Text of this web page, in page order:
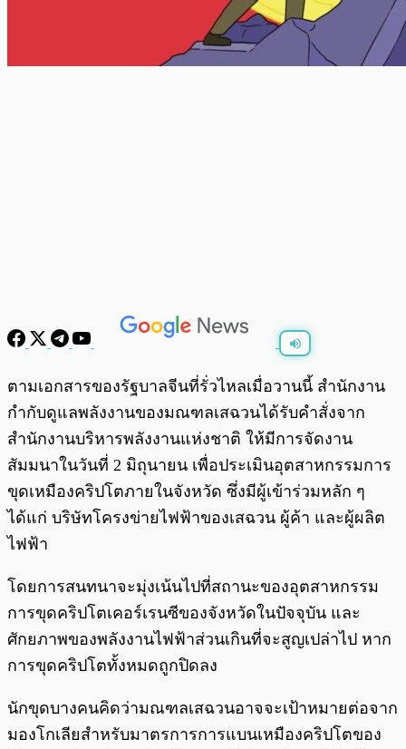
0:00 /0:00
ตามเอกสารของรัฐบาลจีนที่รั่วไหลเมื่อวานนี้ สำนักงาน
กำกับดูแลพลังงานของมณฑลเสฉวนได้รับคำสั่งจาก
สำนักงานบริหารพลังงานแห่งชาติ ให้มีการจัดงาน
สัมมนาในวันที่ 2 มิถุนายน เพื่อประเมินอุตสาหกรรมการ
ขุดเหมืองคริปโตภายในจังหวัด ซึ่งมีผู้เข้าร่วมหลัก ๆ
ได้แก่ บริษัทโครงข่ายไฟฟ้าของเสฉวน ผู้ค้า และผู้ผลิต
ไฟฟ้า
โดยการสนทนาจะมุ่งเน้นไปที่สถานะของอุตสาหกรรม
การขุดคริปโตเคอร์เรนซีของจังหวัดในปัจจุบัน และ
ศักยภาพของพลังงานไฟฟ้าส่วนเกินที่จะสูญเปล่าไป หาก
การขุดคริปโตทั้งหมดถูกปิดลง
นักขุดบางคนคิดว่ามณฑลเสฉวนอาจจะเป้าหมายต่อจาก
มองโกเลียสำหรับมาตรการการแบนเหมืองคริปโตของ